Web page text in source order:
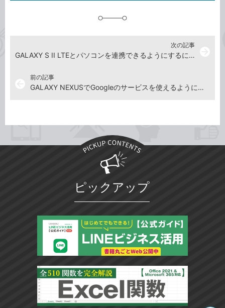
前の記事
GALAXY NEXUSでGoogleのサービスを使えるようにするには
次の記事
GALAXY S II LTEとパソコンを連携できるようにするには
ピックアップ